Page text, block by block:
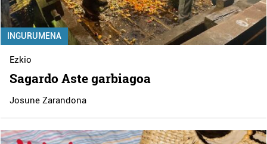
INGURUMENA
Ezkio
Sagardo Aste garbiagoa
Josune Zarandona